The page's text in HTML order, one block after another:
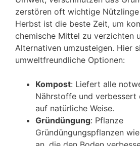
zerstören oft wichtige
Herbst ist die beste Zeit, um
chemische Mittel zu verzichten
Alternativen umzusteigen. Hier
umweltfreundliche Optionen:
Kompost: Liefert alle
Nährstoffe und verbessert
auf natürliche Weise.
Gründüngung: Pflanze
Gründüngungspflanzen